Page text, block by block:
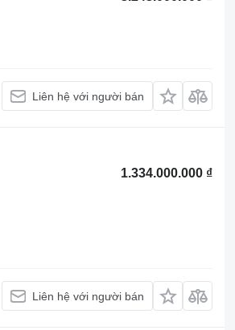
Liên hệ với người bán
1.334.000.000 ₫
Liên hệ với người bán